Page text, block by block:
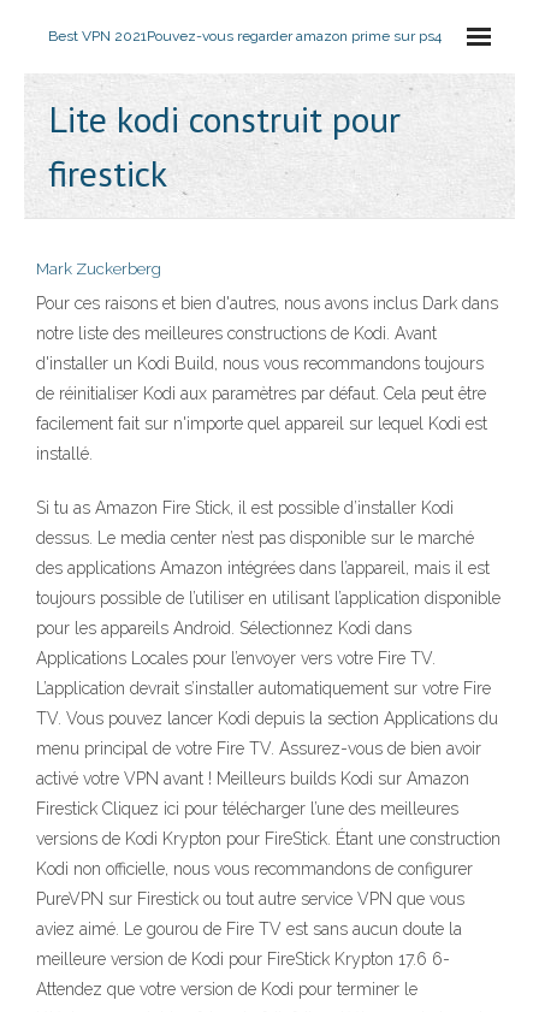
Best VPN 2021Pouvez-vous regarder amazon prime sur ps4
Lite kodi construit pour
firestick
Mark Zuckerberg
Pour ces raisons et bien d'autres, nous avons inclus Dark dans
notre liste des meilleures constructions de Kodi. Avant
d'installer un Kodi Build, nous vous recommandons toujours
de réinitialiser Kodi aux paramètres par défaut. Cela peut être
facilement fait sur n'importe quel appareil sur lequel Kodi est
installé.
Si tu as Amazon Fire Stick, il est possible d’installer Kodi
dessus. Le media center n’est pas disponible sur le marché
des applications Amazon intégrées dans l’appareil, mais il est
toujours possible de l’utiliser en utilisant l’application disponible
pour les appareils Android. Sélectionnez Kodi dans
Applications Locales pour l’envoyer vers votre Fire TV.
L’application devrait s’installer automatiquement sur votre Fire
TV. Vous pouvez lancer Kodi depuis la section Applications du
menu principal de votre Fire TV. Assurez-vous de bien avoir
activé votre VPN avant ! Meilleurs builds Kodi sur Amazon
Firestick Cliquez ici pour télécharger l’une des meilleures
versions de Kodi Krypton pour FireStick. Étant une construction
Kodi non officielle, nous vous recommandons de configurer
PureVPN sur Firestick ou tout autre service VPN que vous
aviez aimé. Le gourou de Fire TV est sans aucun doute la
meilleure version de Kodi pour FireStick Krypton 17.6 6-
Attendez que votre version de Kodi pour terminer le